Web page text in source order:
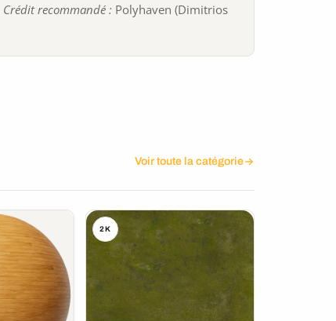
Crédit recommandé : Polyhaven (Dimitrios
Voir toute la catégorie
2K